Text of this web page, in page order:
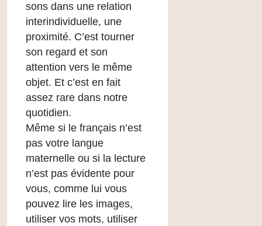
sons dans une relation
interindividuelle, une
proximité. C’est tourner
son regard et son
attention vers le même
objet. Et c’est en fait
assez rare dans notre
quotidien.
Même si le français n’est
pas votre langue
maternelle ou si la lecture
n’est pas évidente pour
vous, comme lui vous
pouvez lire les images,
utiliser vos mots, utiliser